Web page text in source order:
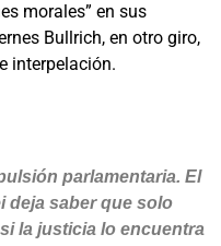
morales” en sus
Bullrich, en otro giro,
interpelación.
parlamentaria. El
deja saber que solo
la justicia lo encuentra